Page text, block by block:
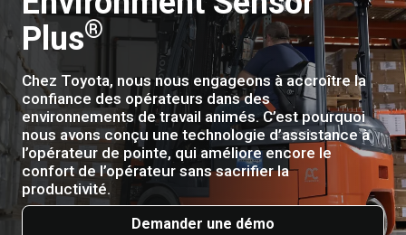
Plus®
Chez Toyota, nous nous engageons à accroître la
confiance des opérateurs dans des
environnements de travail animés. C’est pourquoi
nous avons conçu une technologie d’assistance à
l’opérateur de pointe, qui améliore encore le
confort de l’opérateur sans sacrifier la
productivité.
Demander une démo